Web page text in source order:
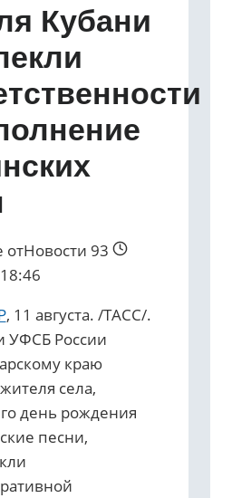
Кубани
отНовости 93
, 11 августа. /ТАСС/.
УФСБ России
краю
села,
день рождения
песни,